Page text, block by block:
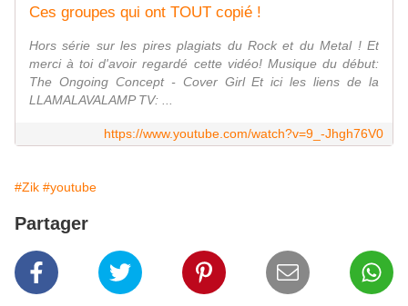
Ces groupes qui ont TOUT copié !
Hors série sur les pires plagiats du Rock et du Metal ! Et
merci à toi d'avoir regardé cette vidéo! Musique du début:
The Ongoing Concept - Cover Girl Et ici les liens de la
LLAMALAVALAMP TV: ...
https://www.youtube.com/watch?v=9_-Jhgh76V0
#Zik #youtube
Partager